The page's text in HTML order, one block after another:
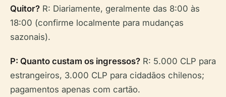
Quitor? R: Diariamente, geralmente das 8:00 às
18:00 (confirme localmente para mudanças
sazonais).
P: Quanto custam os ingressos? R: 5.000 CLP para
estrangeiros, 3.000 CLP para cidadãos chilenos;
pagamentos apenas com cartão.